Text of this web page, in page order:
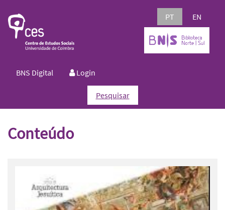
PT EN
BNS Digital Login
Pesquisar
Conteúdo